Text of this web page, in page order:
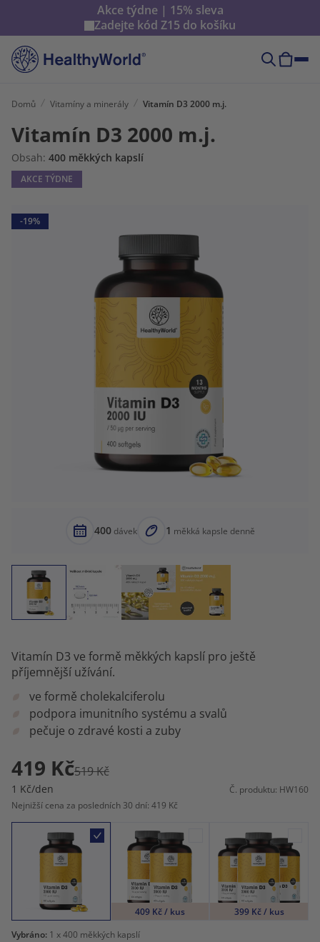
Akce týdne | 15% sleva
Zadejte kód Z15 do košíku
Domů Vitamíny a minerály Vitamín D3 2000 m.j.
Vitamín D3 2000 m.j.
Obsah: 400 měkkých kapslí
AKCE TÝDNE
-19%
400dávek 1 měkká kapsle denně
Vitamín D3 ve formě měkkých kapslí pro ještě
příjemnější užívání.
ve formě cholekalciferolu
podpora imunitního systému a svalů
pečuje o zdravé kosti a zuby
419 Kč519 Kč
1 Kč/den
Č. produktu: HW160
Nejnižší cena za posledních 30 dní: 419 Kč
409 Kč / kus
399 Kč / kus
Vybráno: 1 x 400 měkkých kapslí